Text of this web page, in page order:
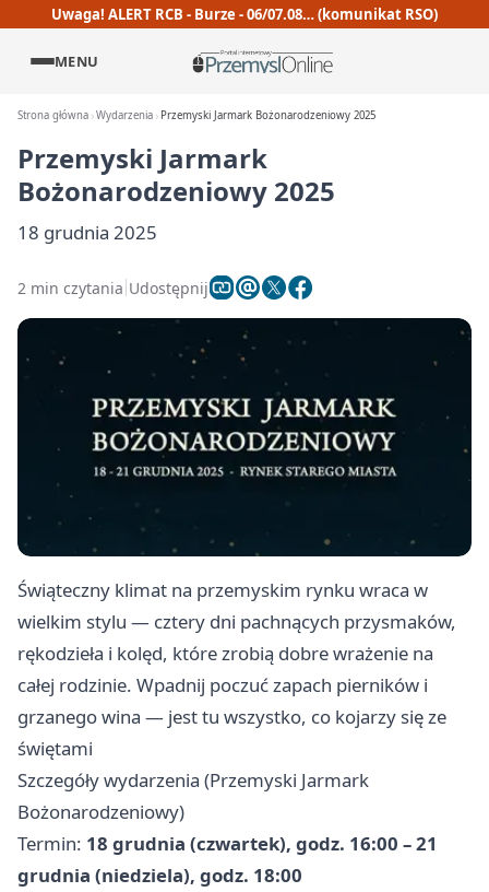
Uwaga! ALERT RCB - Burze - 06/07.08… (komunikat RSO)
MENU
Strona główna Wydarzenia Przemyski Jarmark Bożonarodzeniowy 2025
Przemyski Jarmark
Bożonarodzeniowy 2025
18 grudnia 2025
2 min czytania Udostępnij
Świąteczny klimat na przemyskim rynku wraca w
wielkim stylu — cztery dni pachnących przysmaków,
rękodzieła i kolęd, które zrobią dobre wrażenie na
całej rodzinie. Wpadnij poczuć zapach pierników i
grzanego wina — jest tu wszystko, co kojarzy się ze
świętami
Szczegóły wydarzenia (Przemyski Jarmark
Bożonarodzeniowy)
Termin: 18 grudnia (czwartek), godz. 16:00 – 21
grudnia (niedziela), godz. 18:00